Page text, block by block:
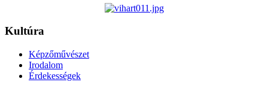
Kultúra
Képzőművészet
Irodalom
Érdekességek